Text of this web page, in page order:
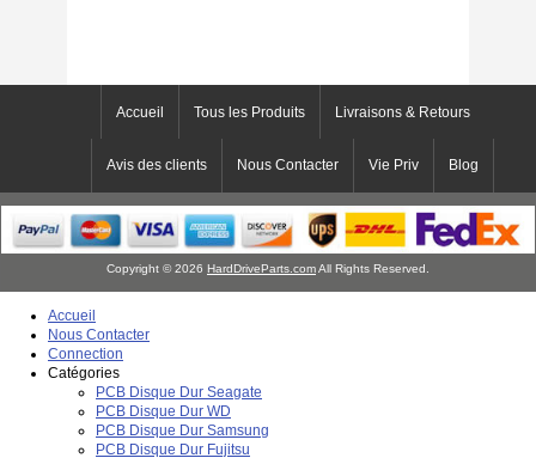
Accueil Tous les Produits Livraisons & Retours
Avis des clients Nous Contacter Vie Priv Blog
Copyright © 2026 HardDriveParts.comAll Rights Reserved.
Accueil
Nous Contacter
Connection
Catégories
PCB Disque Dur Seagate
PCB Disque Dur WD
PCB Disque Dur Samsung
PCB Disque Dur Fujitsu